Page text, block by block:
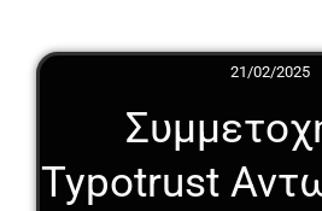
21/02/2025
Typotrust